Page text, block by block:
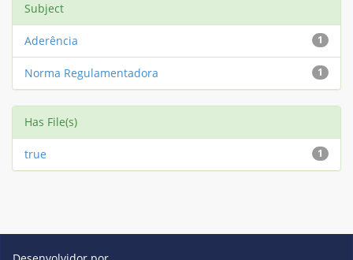
Subject
1
Aderência
1
Norma Regulamentadora
Has File(s)
1
true